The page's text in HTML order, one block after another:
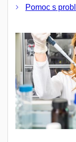
Pomoc s